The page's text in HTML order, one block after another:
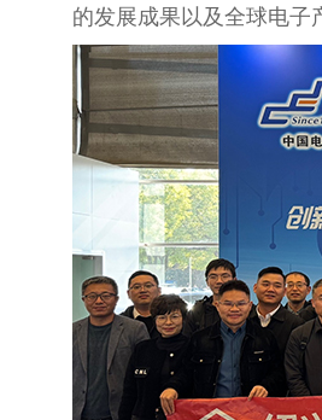
的发展成果以及全球电子